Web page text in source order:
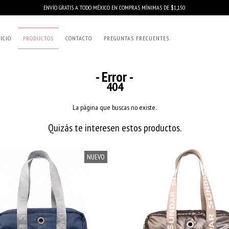
ENVÍO GRATIS A TODO MÉXICO EN COMPRAS MÍNIMAS DE $1,150
PRODUCTOS CONTACTO PREGUNTAS FRECUENTES
- Error -
404
La página que buscas no existe.
Quizás te interesen estos productos.
NUEVO